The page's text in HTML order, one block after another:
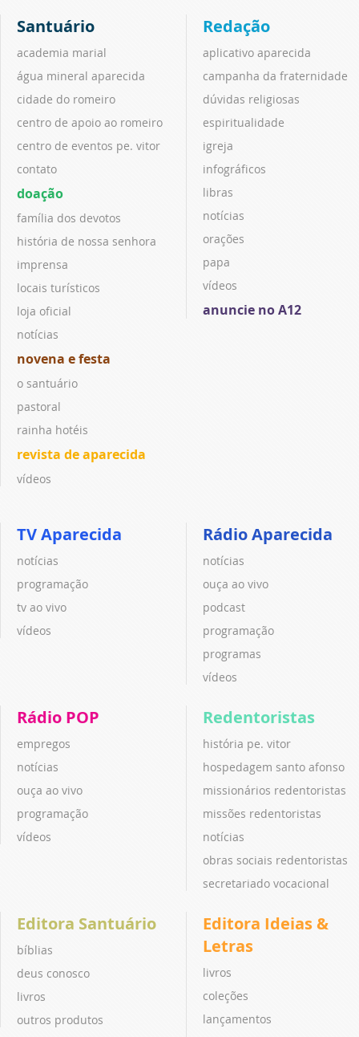
Santuário
academia marial
água mineral aparecida
cidade do romeiro
centro de apoio ao romeiro
centro de eventos pe. vitor
contato
doação
família dos devotos
história de nossa senhora
imprensa
locais turísticos
loja oficial
notícias
novena e festa
o santuário
pastoral
rainha hotéis
revista de aparecida
vídeos
Redação
aplicativo aparecida
campanha da fraternidade
dúvidas religiosas
espiritualidade
igreja
infográficos
libras
notícias
orações
papa
vídeos
anuncie no A12
TV Aparecida
notícias
programação
tv ao vivo
vídeos
Rádio Aparecida
notícias
ouça ao vivo
podcast
programação
programas
vídeos
Rádio POP
empregos
notícias
ouça ao vivo
programação
vídeos
Redentoristas
história pe. vitor
hospedagem santo afonso
missionários redentoristas
missões redentoristas
notícias
obras sociais redentoristas
secretariado vocacional
Editora Santuário
bíblias
deus conosco
livros
outros produtos
Editora Ideias &
Letras
livros
coleções
lançamentos